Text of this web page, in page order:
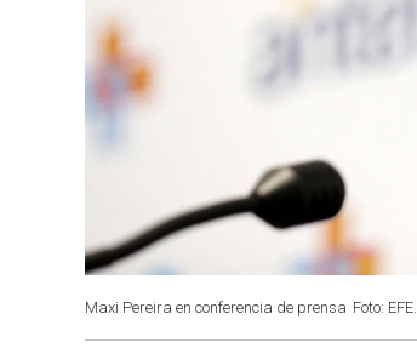
Maxi Pereira en conferencia de prensa Foto: EFE.